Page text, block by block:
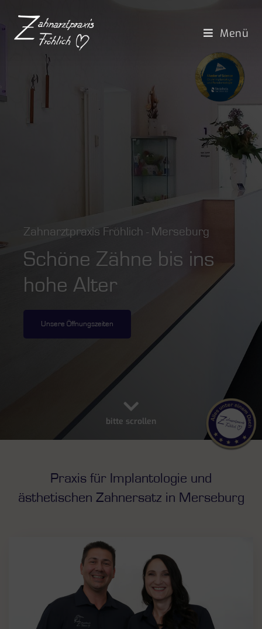
Menü
Zahnarztpraxis Fröhlich - Merseburg
Schöne Zähne bis ins
hohe Alter
Unsere Öffnungszeiten
bitte scrollen
Praxis für Implantologie und
ästhetischen Zahnersatz in Merseburg